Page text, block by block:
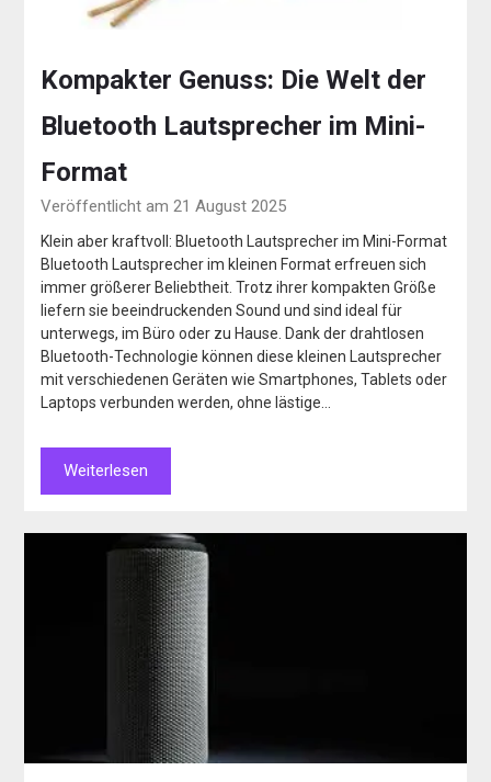
Kompakter Genuss: Die Welt der
Bluetooth Lautsprecher im Mini-
Format
Veröffentlicht am 21 August 2025
Klein aber kraftvoll: Bluetooth Lautsprecher im Mini-Format
Bluetooth Lautsprecher im kleinen Format erfreuen sich
immer größerer Beliebtheit. Trotz ihrer kompakten Größe
liefern sie beeindruckenden Sound und sind ideal für
unterwegs, im Büro oder zu Hause. Dank der drahtlosen
Bluetooth-Technologie können diese kleinen Lautsprecher
mit verschiedenen Geräten wie Smartphones, Tablets oder
Laptops verbunden werden, ohne lästige…
Weiterlesen